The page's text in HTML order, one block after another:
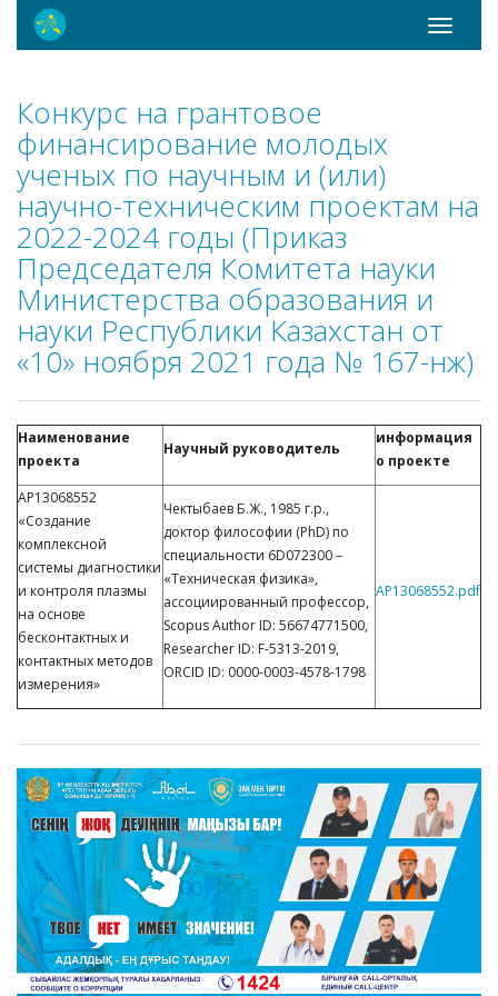
Toggle
Конкурс на грантовое
финансирование молодых
ученых по научным и (или)
научно-техническим проектам на
2022-2024 годы (Приказ
Председателя Комитета науки
Министерства образования и
науки Республики Казахстан от
«10» ноября 2021 года № 167-нж)
Наименование
проекта
Научный руководитель
информация
о проекте
AP13068552
«Создание
комплексной
системы диагностики
и контроля плазмы
на основе
бесконтактных и
контактных методов
измерения»
Чектыбаев Б.Ж., 1985 г.р.,
доктор философии (PhD) по
специальности 6D072300 –
«Техническая физика»,
ассоциированный профессор,
Scopus Author ID: 56674771500,
Researcher ID: F-5313-2019,
ORCID ID: 0000-0003-4578-1798
AР13068552.pdf